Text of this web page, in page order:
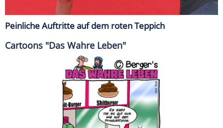
Peinliche Auftritte auf dem roten Teppich
Cartoons "Das Wahre Leben"